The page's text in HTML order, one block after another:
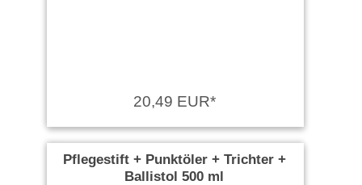
20,49 EUR*
Pflegestift + Punktöler + Trichter +
Ballistol 500 ml